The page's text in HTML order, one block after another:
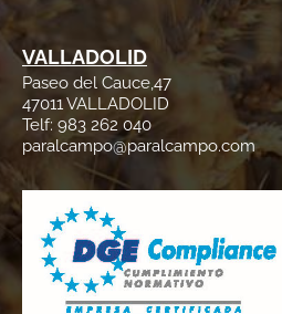
VALLADOLID
Paseo del Cauce,47
47011 VALLADOLID
Telf: 983 262 040
paralcampo@paralcampo.com